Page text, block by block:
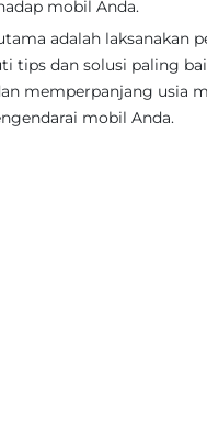
mobil Anda.
adalah laksanakan
tips dan solusi paling
memperpanjang usia
mobil Anda.